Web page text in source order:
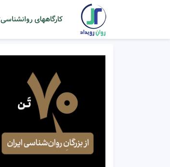
کارگاههای روانشناسی